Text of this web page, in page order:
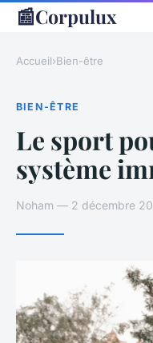
📰Corpulux
Accueil›Bien-être
BIEN-ÊTRE
Le sport
système
Noham — 2 décembre